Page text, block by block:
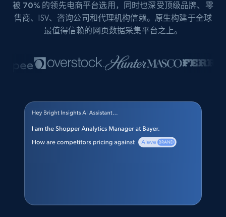
被 70% 的领先电商平台选用，同时也深受顶级品牌、零
售商、ISV、咨询公司和代理机构信赖。原生构建于全球
最值得信赖的网页数据采集平台之上。